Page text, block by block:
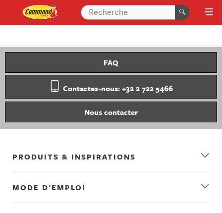
FAQ
Contactez-nous: +32 2 722 5466
Nous contacter
PRODUITS & INSPIRATIONS
MODE D'EMPLOI